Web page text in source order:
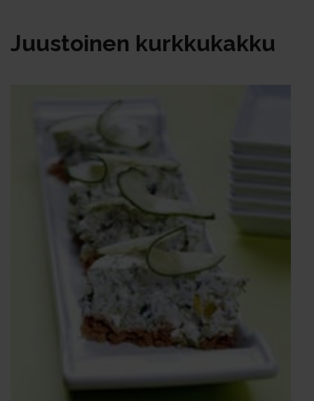
Juus­toi­nen kurk­ku­kak­ku